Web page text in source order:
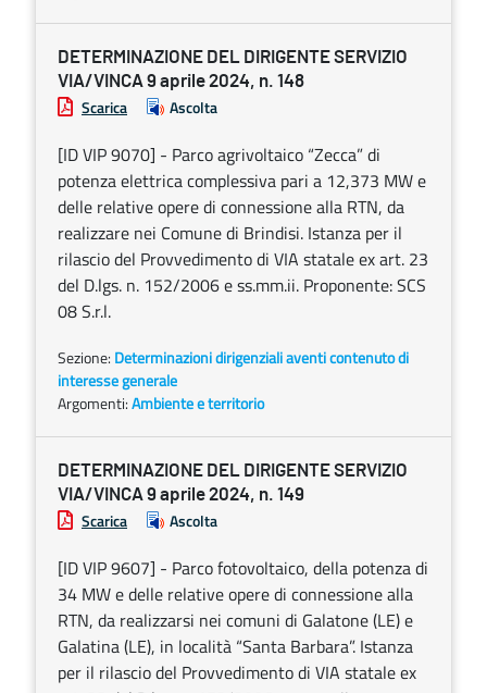
DETERMINAZIONE DEL DIRIGENTE SERVIZIO
VIA/VINCA 9 aprile 2024, n. 148
Scarica Ascolta
[ID VIP 9070] - Parco agrivoltaico “Zecca” di
potenza elettrica complessiva pari a 12,373 MW e
delle relative opere di connessione alla RTN, da
realizzare nei Comune di Brindisi. Istanza per il
rilascio del Provvedimento di VIA statale ex art. 23
del D.lgs. n. 152/2006 e ss.mm.ii. Proponente: SCS
08 S.r.l.
Sezione: Determinazioni dirigenziali aventi contenuto di
interesse generale
Argomenti:Ambiente e territorio
DETERMINAZIONE DEL DIRIGENTE SERVIZIO
VIA/VINCA 9 aprile 2024, n. 149
Scarica Ascolta
[ID VIP 9607] - Parco fotovoltaico, della potenza di
34 MW e delle relative opere di connessione alla
RTN, da realizzarsi nei comuni di Galatone (LE) e
Galatina (LE), in località “Santa Barbara”. Istanza
per il rilascio del Provvedimento di VIA statale ex